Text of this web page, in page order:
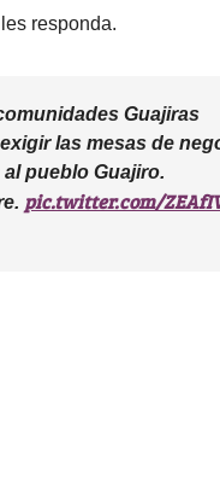
responda.
Guajiras
las mesas de
pueblo Guajiro.
pic.twitter.com/